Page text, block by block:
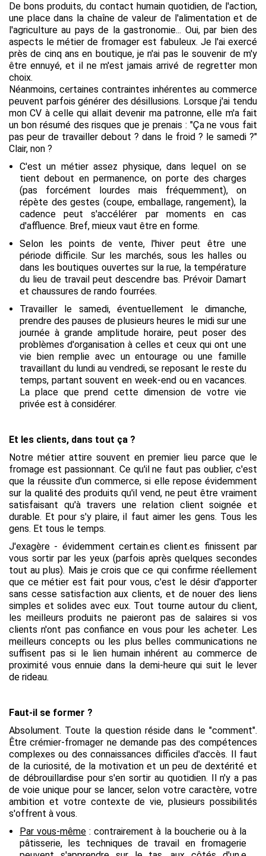
De bons produits, du contact humain quotidien, de l'action,
une place dans la chaîne de valeur de l'alimentation et de
l'agriculture au pays de la gastronomie... Oui, par bien des
aspects le métier de fromager est fabuleux. Je l'ai exercé
près de cinq ans en boutique, je n'ai pas le souvenir de m'y
être ennuyé, et il ne m'est jamais arrivé de regretter mon
choix.
Néanmoins, certaines contraintes inhérentes au commerce
peuvent parfois générer des désillusions. Lorsque j'ai tendu
mon CV à celle qui allait devenir ma patronne, elle m'a fait
un bon résumé des risques que je prenais : "Ça ne vous fait
pas peur de travailler debout ? dans le froid ? le samedi ?"
Clair, non ?
C'est un métier assez physique, dans lequel on se
tient debout en permanence, on porte des charges
(pas forcément lourdes mais fréquemment), on
répète des gestes (coupe, emballage, rangement), la
cadence peut s'accélérer par moments en cas
d'affluence. Bref, mieux vaut être en forme.
Selon les points de vente, l'hiver peut être une
période difficile. Sur les marchés, sous les halles ou
dans les boutiques ouvertes sur la rue, la température
du lieu de travail peut descendre bas. Prévoir Damart
et chaussures de rando fourrées.
Travailler le samedi, éventuellement le dimanche,
prendre des pauses de plusieurs heures le midi sur une
journée à grande amplitude horaire, peut poser des
problèmes d'organisation à celles et ceux qui ont une
vie bien remplie avec un entourage ou une famille
travaillant du lundi au vendredi, se reposant le reste du
temps, partant souvent en week-end ou en vacances.
La place que prend cette dimension de votre vie
privée est à considérer.
Et les clients, dans tout ça ?
Notre métier attire souvent en premier lieu parce que le
fromage est passionnant. Ce qu'il ne faut pas oublier, c'est
que la réussite d'un commerce, si elle repose évidemment
sur la qualité des produits qu'il vend, ne peut être vraiment
satisfaisant qu'à travers une relation client soignée et
durable. Et pour s'y plaire, il faut aimer les gens. Tous les
gens. Et tous le temps.
J'exagère - évidemment certain.es client.es finissent par
vous sortir par les yeux (parfois après quelques secondes
tout au plus). Mais je crois que ce qui confirme réellement
que ce métier est fait pour vous, c'est le désir d'apporter
sans cesse satisfaction aux clients, et de nouer des liens
simples et solides avec eux. Tout tourne autour du client,
les meilleurs produits ne paieront pas de salaires si vos
clients n'ont pas confiance en vous pour les acheter. Les
meilleurs concepts ou les plus belles communications ne
suffisent pas si le lien humain inhérent au commerce de
proximité vous ennuie dans la demi-heure qui suit le lever
de rideau.
Faut-il se former ?
Absolument. Toute la question réside dans le "comment".
Être crémier-fromager ne demande pas des compétences
complexes ou des connaissances difficiles d'accès. Il faut
de la curiosité, de la motivation et un peu de dextérité et
de débrouillardise pour s'en sortir au quotidien. Il n'y a pas
de voie unique pour se lancer, selon votre caractère, votre
ambition et votre contexte de vie, plusieurs possibilités
s'offrent à vous.
Par vous-même : contrairement à la boucherie ou à la
pâtisserie, les techniques de travail en fromagerie